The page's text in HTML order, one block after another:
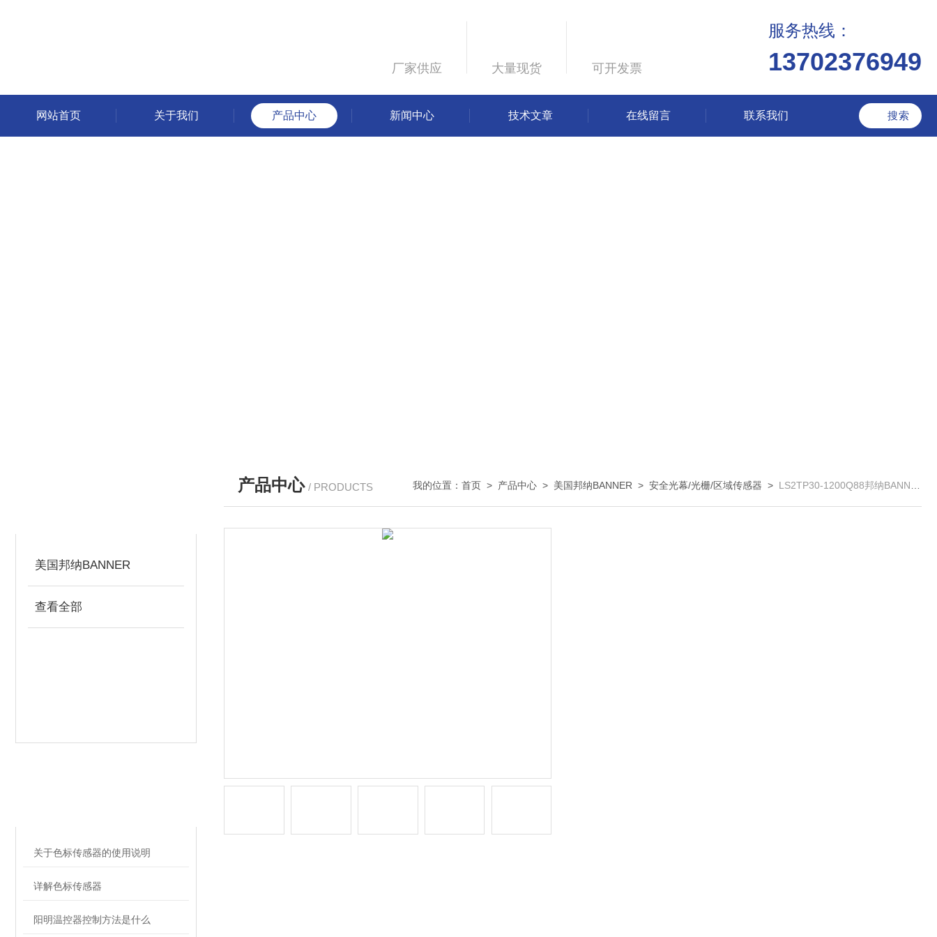
厂家供应 大量现货 可开发票
服务热线：
13702376949
网站首页 关于我们 产品中心 新闻中心 技术文章 在线留言 联系我们
美国邦纳BANNER
查看全部
关于色标传感器的使用说明
详解色标传感器
阳明温控器控制方法是什么
产品中心 / PRODUCTS 我的位置：首页 > 产品中心 > 美国邦纳BANNER >安全光幕/光栅/区域传感器 > LS2TP30-1200Q88邦纳BANNER二级光幕LS2TP30-1200Q88